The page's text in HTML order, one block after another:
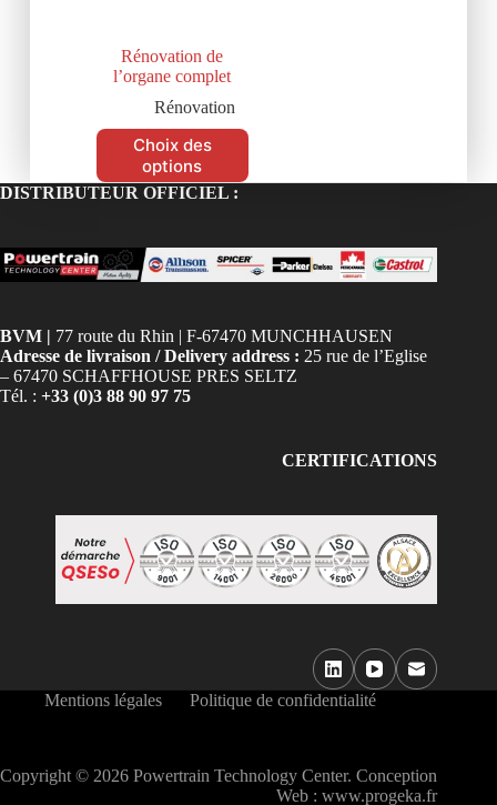
Rénovation de
l’organe complet
Rénovation
Choix des
options
DISTRIBUTEUR OFFICIEL :
BVM | 77 route du Rhin | F-67470 MUNCHHAUSEN
Adresse de livraison / Delivery address : 25 rue de l’Eglise
– 67470 SCHAFFHOUSE PRES SELTZ
Tél. : +33 (0)3 88 90 97 75
CERTIFICATIONS
Mentions légales Politique de confidentialité
Copyright © 2026 Powertrain Technology Center. Conception
Web :www.progeka.fr